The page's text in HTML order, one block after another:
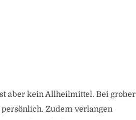
aber kein Allheilmittel. Bei grober
Zudem verlangen